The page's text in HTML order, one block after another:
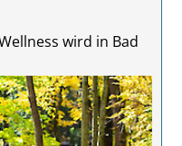
wird in Bad